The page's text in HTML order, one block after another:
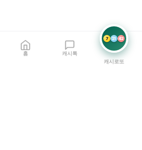
홈 캐시톡
7 21 42
캐시로또